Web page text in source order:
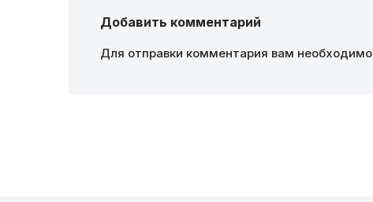
Добавить комментарий
Для отправки комментария вам необходимо